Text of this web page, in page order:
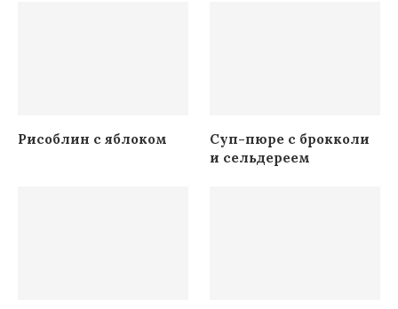
Рисоблин с яблоком
Суп-пюре с брокколи
и сельдереем